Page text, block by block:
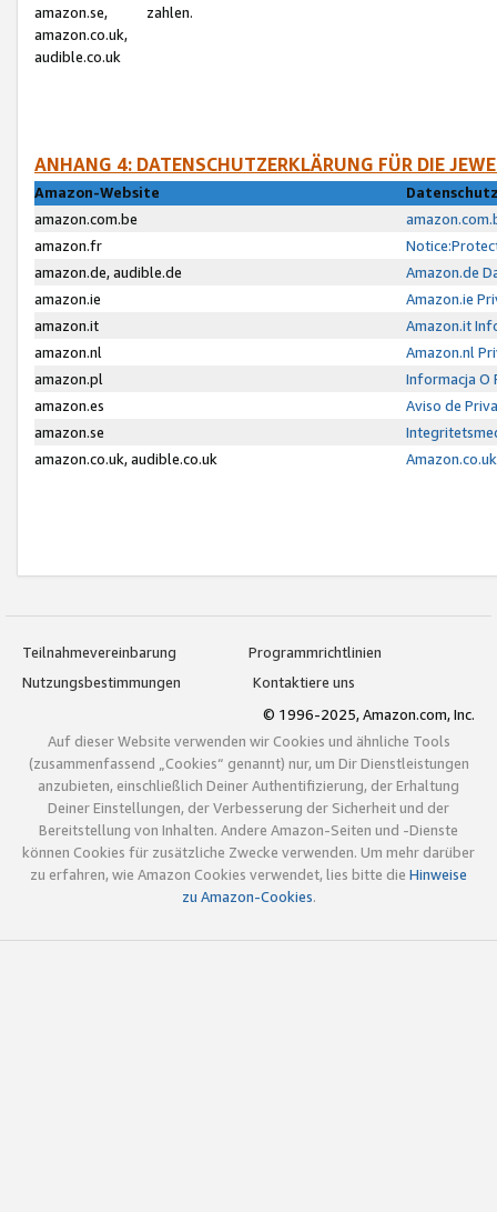
amazon.se,
amazon.co.uk,
audible.co.uk
zahlen.
ANHANG 4: DATENSCHUTZERKLÄRUNG FÜR DIE
Amazon-Website
amazon.com.be
amazon.fr
amazon.de, audible.de
Amazon.de
amazon.ie
Amazon.ie
amazon.it
Amazon.it
amazon.nl
Amazon.nl
amazon.pl
Informacja O
amazon.es
Aviso de
amazon.se
amazon.co.uk, audible.co.uk
Teilnahmevereinbarung
Programmrichtlinien
Nutzungsbestimmungen
Kontaktiere uns
© 1996-2025, Amazon.com, Inc.
Auf dieser Website verwenden wir Cookies und ähnliche Tools
(zusammenfassend „Cookies“ genannt) nur, um Dir Dienstleistungen
anzubieten, einschließlich Deiner Authentifizierung, der Erhaltung
Deiner Einstellungen, der Verbesserung der Sicherheit und der
Bereitstellung von Inhalten. Andere Amazon-Seiten und -Dienste
können Cookies für zusätzliche Zwecke verwenden. Um mehr darüber
zu erfahren, wie Amazon Cookies verwendet, lies bitte die Hinweise
zu Amazon-Cookies.